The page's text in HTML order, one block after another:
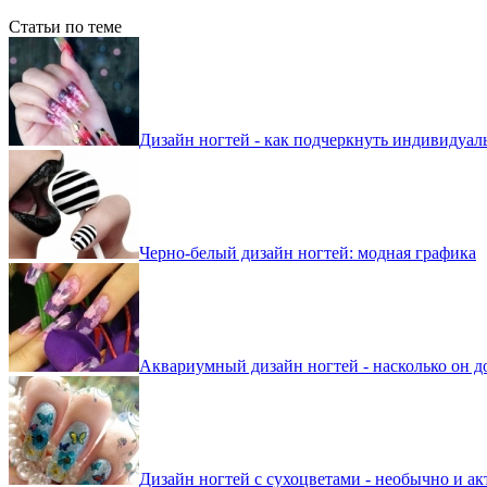
Статьи по теме
Дизайн ногтей - как подчеркнуть
Черно-белый дизайн ногтей: модная графика
Аквариумный дизайн ногтей - насколько он
Дизайн ногтей с сухоцветами - необычно и